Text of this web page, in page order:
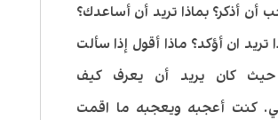
أن أذكر؟ بماذا تريد أن أساعدك؟
تريد ان أؤكد؟ ماذا أقول إذا سألت
حيث كان يريد أن يعرف كيف
كنت أعجبه ويعجبه ما اقمت